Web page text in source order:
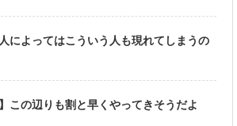
人によってはこういう人も現れてしまうの
】この辺りも割と早くやってきそうだよ